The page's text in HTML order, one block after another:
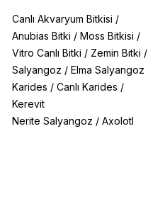
Canlı Akvaryum Bitkisi /
Anubias Bitki / Moss Bitkisi /
Vitro Canlı Bitki / Zemin Bitki /
Salyangoz / Elma Salyangoz
Karides / Canlı Karides /
Kerevit
Nerite Salyangoz / Axolotl